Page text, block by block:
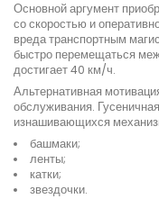
Основной аргумент
со скоростью и
вреда транспортным
быстро перемещаться
достигает 40 км/ч.
Альтернативная
обслуживания.
изнашивающихся
башмаки;
ленты;
катки;
звездочки.